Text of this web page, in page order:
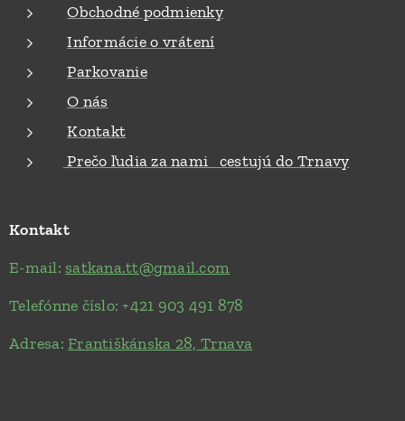
Obchodné podmienky
Informácie o vrátení
Parkovanie
O nás
Kontakt
Prečo ľudia za nami cestujú do Trnavy
Kontakt
E-mail: satkana.tt@gmail.com
Telefónne číslo: +421 903 491 878
Adresa:Františkánska 28, Trnava